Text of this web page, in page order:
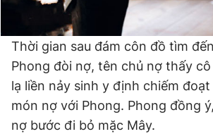
Thời gian sau đám côn đồ tìm
Phong đòi nợ, tên chủ nợ thấy
lạ liền nảy sinh y định chiếm
món nợ với Phong. Phong đồng
nợ bước đi bỏ mặc Mây.